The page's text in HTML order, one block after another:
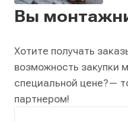
Вы
Хотите получать
возможность закупки
специальной цене?—
партнером!